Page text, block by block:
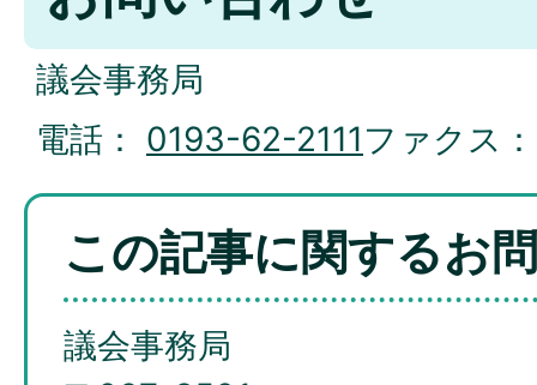
議会事務局
電話： 0193-62-2111ファクス
この記事に関するお
議会事務局